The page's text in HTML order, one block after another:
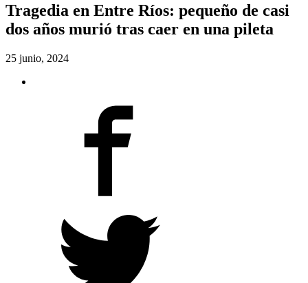
Tragedia en Entre Ríos: pequeño de casi
dos años murió tras caer en una pileta
25 junio, 2024